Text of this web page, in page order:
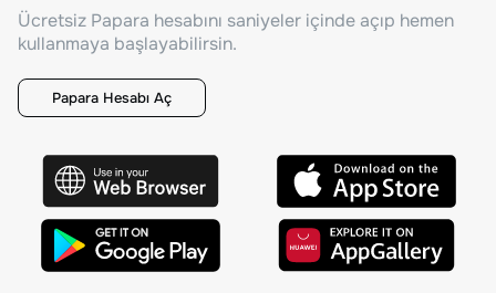
Ücretsiz Papara hesabını saniyeler içinde açıp hemen
kullanmaya başlayabilirsin.
Papara Hesabı Aç